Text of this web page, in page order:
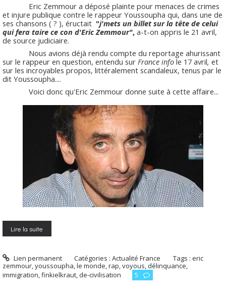
Eric Zemmour a déposé plainte pour menaces de crimes
et injure publique contre lerappeur Youssoupha qui, dans une de
ses chansons ( ? ), éructait "j'mets un billet sur la tête de celui
qui fera taire ce con d'Eric Zemmour", a-t-on appris le 21 avril,
de source judiciaire.
Nous avions déjà rendu compte du reportage ahurissant
sur le rappeur en question, entendu sur France infole 17 avril, et
sur les incroyables propos, littéralement scandaleux, tenus par le
dit Youssoupha....
Voici donc qu'Eric Zemmour donne suite à cette affaire...
Lire la suite
Lien permanent Catégories :Actualité France Tags :eric
zemmour youssoupha le monde rap voyous délinquance
immigration finkielkraut de-civilisation 5